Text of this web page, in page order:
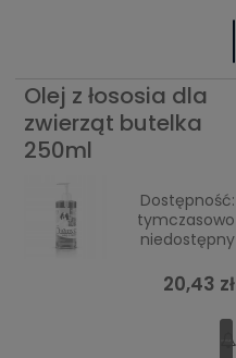
Olej z łososia dla
zwierząt butelka
250ml
Dostępność:
tymczasowo
niedostępny
20,43 zł